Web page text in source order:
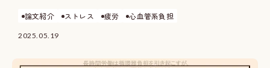
論文紹介 ストレス 疲労 心血管系負担
2025.05.19